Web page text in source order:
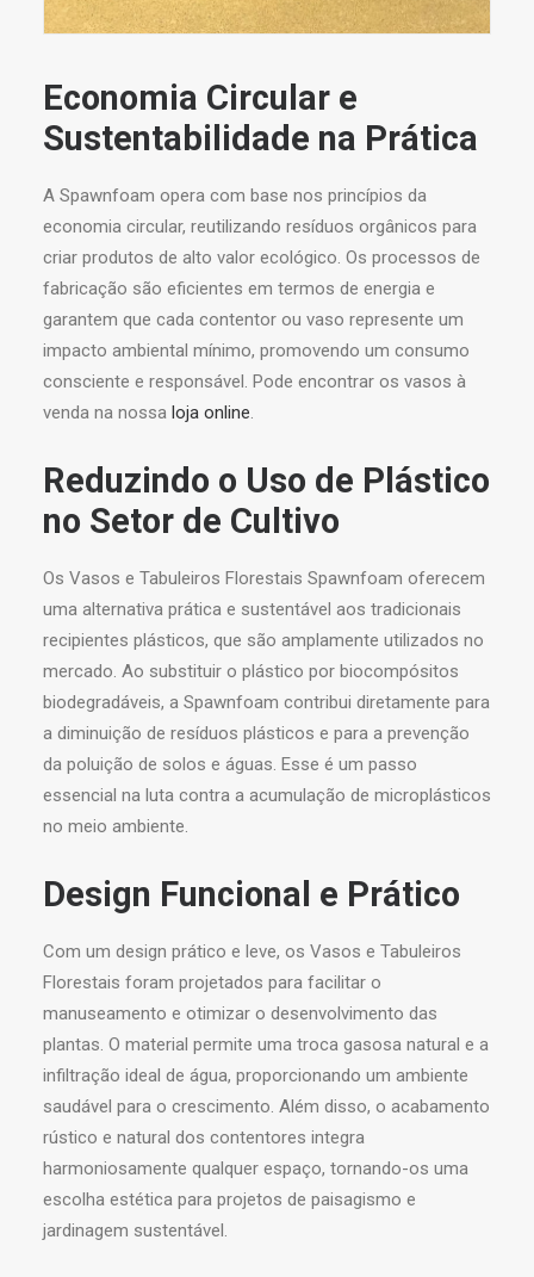
Economia Circular e
Sustentabilidade na Prática
A Spawnfoam opera com base nos princípios da
economia circular, reutilizando resíduos orgânicos para
criar produtos de alto valor ecológico. Os processos de
fabricação são eficientes em termos de energia e
garantem que cada contentor ou vaso represente um
impacto ambiental mínimo, promovendo um consumo
consciente e responsável. Pode encontrar os vasos à
venda na nossa loja online.
Reduzindo o Uso de Plástico
no Setor de Cultivo
Os Vasos e Tabuleiros Florestais Spawnfoam oferecem
uma alternativa prática e sustentável aos tradicionais
recipientes plásticos, que são amplamente utilizados no
mercado. Ao substituir o plástico por biocompósitos
biodegradáveis, a Spawnfoam contribui diretamente para
a diminuição de resíduos plásticos e para a prevenção
da poluição de solos e águas. Esse é um passo
essencial na luta contra a acumulação de microplásticos
no meio ambiente.
Design Funcional e Prático
Com um design prático e leve, os Vasos e Tabuleiros
Florestais foram projetados para facilitar o
manuseamento e otimizar o desenvolvimento das
plantas. O material permite uma troca gasosa natural e a
infiltração ideal de água, proporcionando um ambiente
saudável para o crescimento. Além disso, o acabamento
rústico e natural dos contentores integra
harmoniosamente qualquer espaço, tornando-os uma
escolha estética para projetos de paisagismo e
jardinagem sustentável.